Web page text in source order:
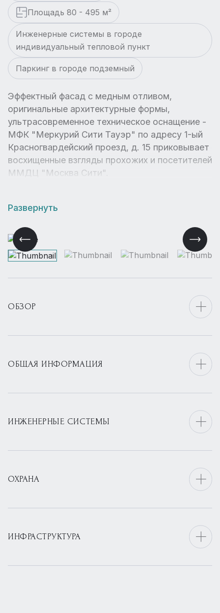
Площадь 80 - 495 м²
Инженерные системы в городе
индивидуальный тепловой пункт
Паркинг в городе подземный
Эффектный фасад с медным отливом,
оригинальные архитектурные формы,
ультрасовременное техническое оснащение -
МФК "Меркурий Сити Тауэр" по адресу 1-ый
Красногвардейский проезд, д. 15 приковывает
восхищенные взгляды прохожих и посетителей
ММДЦ "Москва Сити".
Развернуть
ОБЗОР
ОБЩАЯ ИНФОРМАЦИЯ
ИНЖЕНЕРНЫЕ СИСТЕМЫ
ОХРАНА
ИНФРАСТРУКТУРА